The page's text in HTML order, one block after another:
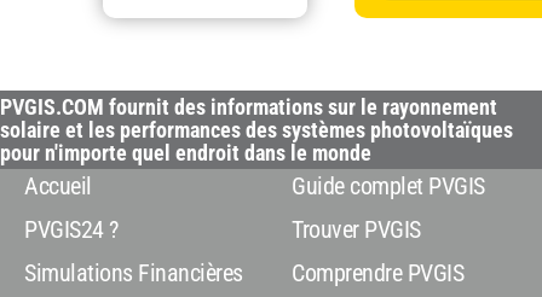
PVGIS.COM fournit des informations sur le rayonnement
solaire et les performances des systèmes photovoltaïques
pour n'importe quel endroit dans le monde
Accueil
PVGIS24 ?
Simulations Financières
Guide complet PVGIS
Trouver PVGIS
Comprendre PVGIS